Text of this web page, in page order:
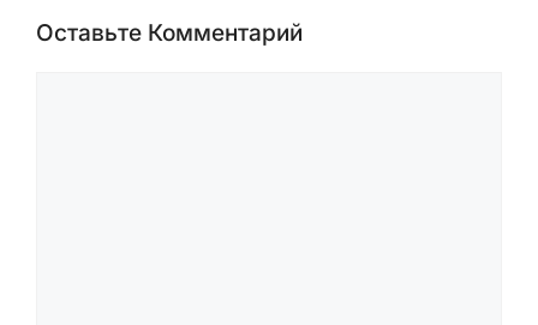
Оставьте Комментарий